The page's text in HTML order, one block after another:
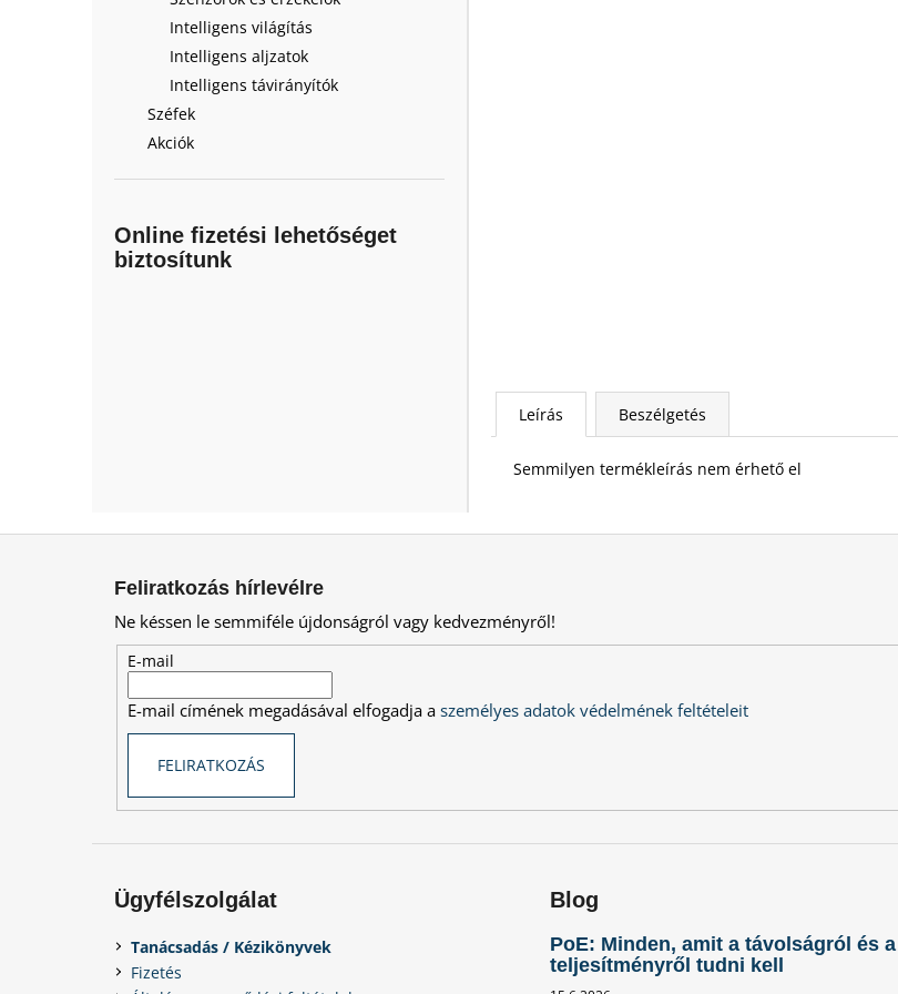
Intelligens világítás
Intelligens aljzatok
Intelligens távirányítók
Széfek
Akciók
Online fizetési lehetőséget
biztosítunk
Leírás Beszélgetés
Semmilyen termékleírás nem érhető el
Feliratkozás hírlevélre
Ne késsen le semmiféle újdonságról vagy kedvezményről!
E-mail
E-mail címének megadásával elfogadja aszemélyes adatok védelmének feltételeit
FELIRATKOZÁS
Ügyfélszolgálat
Tanácsadás / Kézikönyvek
Fizetés
Blog
PoE: Minden, amit a távolságról és a
teljesítményről tudni kell